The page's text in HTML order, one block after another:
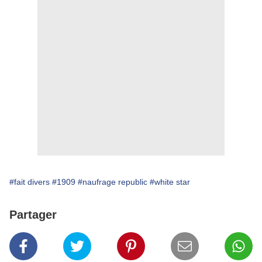
#fait divers #1909 #naufrage republic #white star
Partager